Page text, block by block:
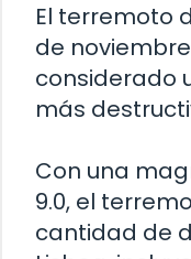
El terremoto
de noviembre
considerado
más
Con una
9.0, el
cantidad de